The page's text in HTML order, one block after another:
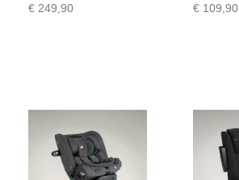
€ 249,90
€ 109,90